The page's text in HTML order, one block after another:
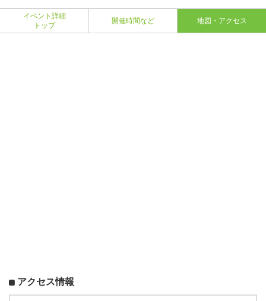
イベント詳細
トップ
開催時間など 地図・アクセス
アクセス情報